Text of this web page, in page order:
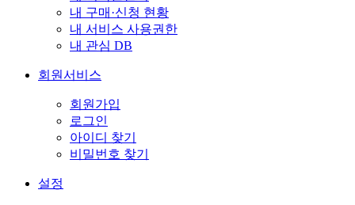
내 구매·신청 현황
내 서비스 사용권한
내 관심 DB
회원서비스
회원가입
로그인
아이디 찾기
비밀번호 찾기
설정